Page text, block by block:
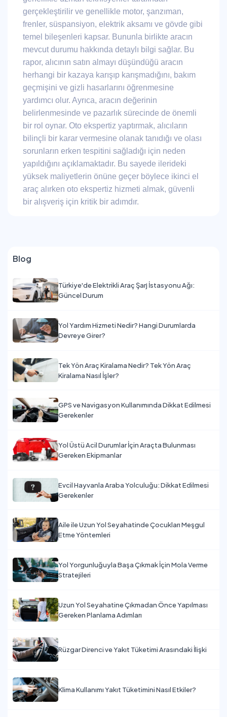
gerçekleştirilir ve genellikle motor, şanzıman,
frenler, süspansiyon, elektrik aksamı ve gövde gibi
temel bileşenleri kapsar. Bununla birlikte aracın
mevcut durumu hakkında detaylı bilgi sağlar. Bu
rapor, alıcının satın almayı düşündüğü aracın
herhangi bir kazaya karışıp karışmadığını, bakım
geçmişini ve gizli hasarlarını öğrenmesine
yardımcı olur. Ayrıca, aracın değerinin
belirlenmesinde ve pazarlık sürecinde de önemli
bir rol oynar. Oto ekspertiz yaptırmak, alıcıların
bilinçli bir karar vermesine olanak tanıdığı ve olası
sorunların erken tespitini sağladığı için neden
yapıldığını açıklamaktadır. Bu sayede ilerideki
yüksek maliyetlerin önüne geçer böylece ikinci el
araç alırken oto ekspertiz hizmeti almak, güvenli
bir alışveriş için kritik bir adımdır.
Blog
Türkiye'de Elektrikli Araç Şarj İstasyonu Ağı:
Güncel Durum
Yol Yardım Hizmeti Nedir? Hangi Durumlarda
Devreye Girer?
Tek Yön Araç Kiralama Nedir? Tek Yön Araç
Kiralama Nasıl İşler?
GPS ve Navigasyon Kullanımında Dikkat Edilmesi
Gerekenler
Yol Üstü Acil Durumlar İçin Araçta Bulunması
Gereken Ekipmanlar
Evcil Hayvanla Araba Yolculuğu: Dikkat Edilmesi
Gerekenler
Aile ile Uzun Yol Seyahatinde Çocukları Meşgul
Etme Yöntemleri
Yol Yorgunluğuyla Başa Çıkmak İçin Mola Verme
Stratejileri
Uzun Yol Seyahatine Çıkmadan Önce Yapılması
Gereken Planlama Adımları
Rüzgar Direnci ve Yakıt Tüketimi Arasındaki İlişki
Klima Kullanımı Yakıt Tüketimini Nasıl Etkiler?